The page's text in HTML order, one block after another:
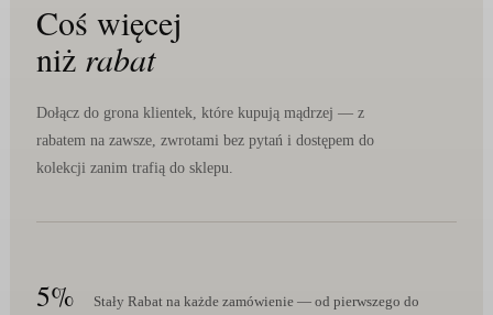
Coś więcej
niż rabat
Dołącz do grona klientek, które kupują mądrzej — z
rabatem na zawsze, zwrotami bez pytań i dostępem do
kolekcji zanim trafią do sklepu.
5%
Stały Rabat na każde zamówienie — od pierwszego do